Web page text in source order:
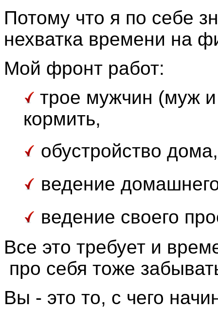
Потому что я по себе
нехватка времени на
Мой фронт работ:
трое мужчин (муж
кормить,
обустройство дома,
ведение
ведение своего
Все это требует и
про себя тоже
Вы - это то, с чего